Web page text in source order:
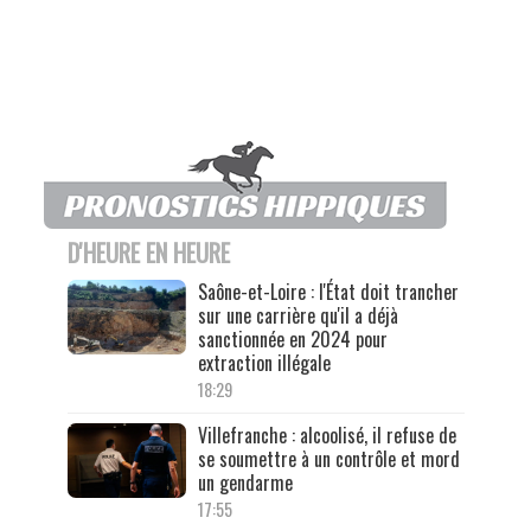
D'HEURE EN HEURE
Saône-et-Loire : l'État doit trancher
sur une carrière qu'il a déjà
sanctionnée en 2024 pour
extraction illégale
18:29
Villefranche : alcoolisé, il refuse de
se soumettre à un contrôle et mord
un gendarme
17:55